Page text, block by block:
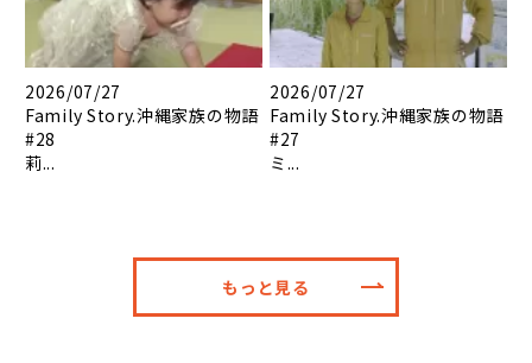
2026/07/27
Family Story.沖縄家族の物語
#28
莉...
2026/07/27
Family Story.沖縄家族の物語
#27
ミ...
もっと見る